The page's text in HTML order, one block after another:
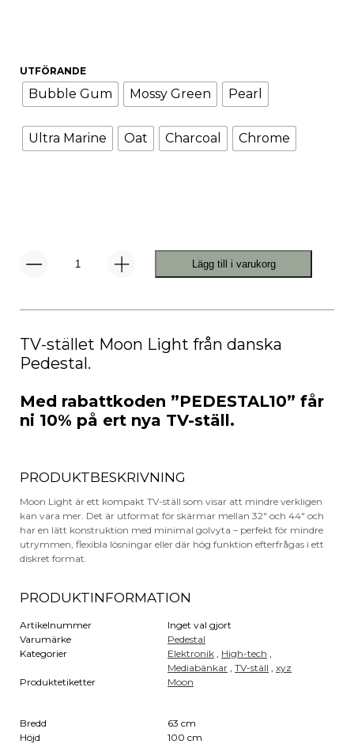
UTFÖRANDE
Bubble Gum Mossy Green Pearl
Ultra Marine Oat Charcoal Chrome
Moon
Lägg till i varukorg
TV-stället Moon Light från danska
Pedestal.
Med rabattkoden ”PEDESTAL10” får
ni 10% på ert nya TV-ställ.
PRODUKTBESKRIVNING
Moon Light är ett kompakt TV-ställ som visar att mindre verkligen
kan vara mer. Det är utformat för skärmar mellan 32″ och 44″ och
har en lätt konstruktion med minimal golvyta – perfekt för mindre
utrymmen, flexibla lösningar eller där hög funktion efterfrågas i ett
diskret format.
PRODUKTINFORMATION
Artikelnummer
Inget val gjort
Varumärke
Pedestal
Kategorier
Elektronik High-tech
Mediabänkar ,TV-ställ ,xyz
Produktetiketter
Moon
Bredd
63 cm
Höjd
100 cm